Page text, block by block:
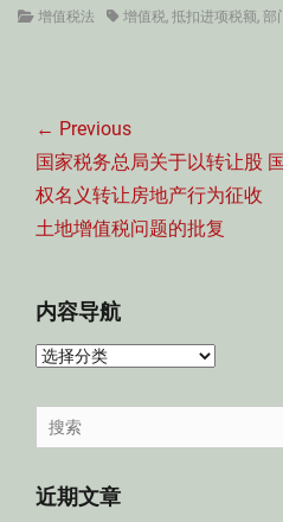
Categories
增值税法 Tags增值税, 抵扣进项税额, 部
章
导
航
← Previous
Previous
post:
国家税务总局关于以转让股
权名义转让房地产行为征收
土地增值税问题的批复
内容导航
内
导
航
Search
for:
近期文章